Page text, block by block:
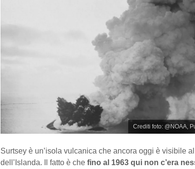
Crediti foto: @NOAA,
Surtsey è un’isola vulcanica che ancora oggi è visibile
dell’Islanda. Il fatto è che fino al 1963 qui non c’era